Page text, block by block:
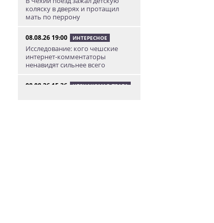
коляску в дверях и протащил
мать по перрону
08.08.26 19:00 ИНТЕРЕСНОЕ
Исследование: кого чешские
интернет-комментаторы
ненавидят сильнее всего
08.08.26 15:36 НЕЗНАКОМАЯ ПРАГА